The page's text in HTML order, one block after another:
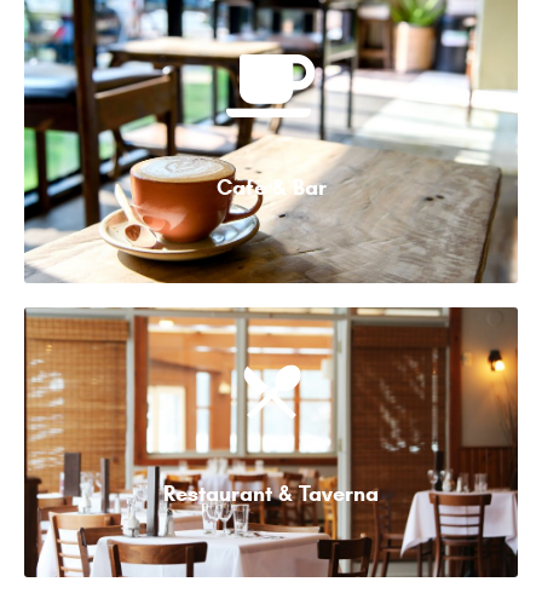
Cafe & Bar
Restaurant & Taverna